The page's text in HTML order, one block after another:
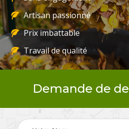
Artisan passionné
Prix imbattable
Travail de qualité
Demande de